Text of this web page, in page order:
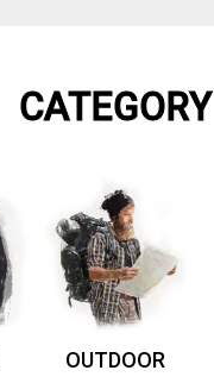
CATEGORY
OUTDOOR